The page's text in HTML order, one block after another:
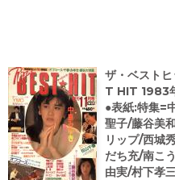
ザ・ベスト
T HIT 1983
●表紙:特集=
聖子/藤谷美
リップ/西城
だち充/南こ
由実/村下孝